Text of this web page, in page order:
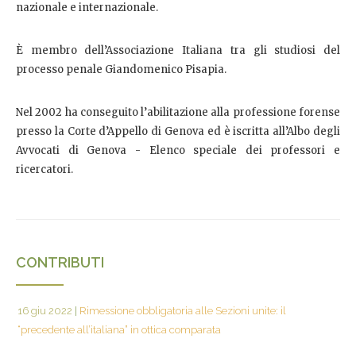
nazionale e internazionale.
È membro dell’Associazione Italiana tra gli studiosi del
processo penale Giandomenico Pisapia.
Nel 2002 ha conseguito l’abilitazione alla professione forense
presso la Corte d’Appello di Genova ed è iscritta all’Albo degli
Avvocati di Genova - Elenco speciale dei professori e
ricercatori.
CONTRIBUTI
16 giu 2022
Rimessione obbligatoria alle Sezioni unite: il
“precedente all’italiana” in ottica comparata